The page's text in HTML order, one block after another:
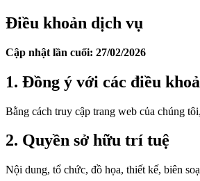
Điều khoản dịch vụ
Cập nhật lần cuối: 27/02/2026
1. Đồng ý với các điều
Bằng cách truy cập trang web của chúng
2. Quyền sở hữu trí tuệ
Nội dung, tổ chức, đồ họa, thiết kế, biên